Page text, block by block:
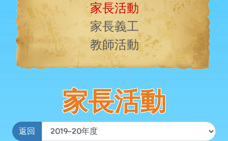
家長活動
家長義工
教師活動
家長活動
返回